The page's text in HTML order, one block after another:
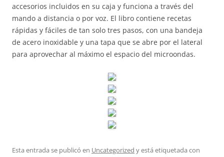
accesorios incluidos en su caja y funciona a través del
mando a distancia o por voz. El libro contiene recetas
rápidas y fáciles de tan solo tres pasos, con una bandeja
de acero inoxidable y una tapa que se abre por el lateral
para aprovechar al máximo el espacio del microondas.
Esta entrada se publicó en Uncategorized y está etiquetada con